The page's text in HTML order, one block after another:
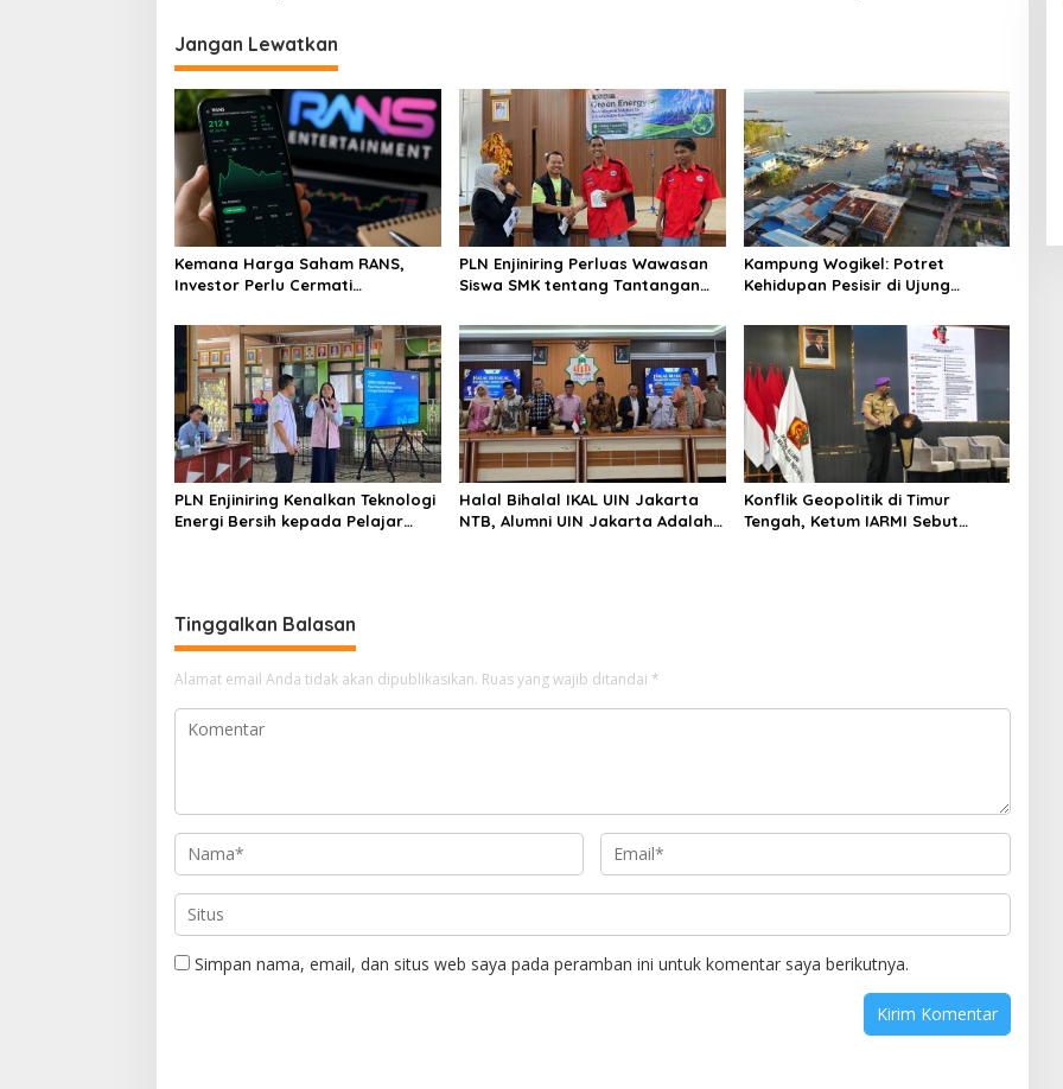
Jangan Lewatkan
Kemana Harga Saham RANS,
Investor Perlu Cermati
Spekulasi Berlebihan
PLN Enjiniring Perluas Wawasan
Siswa SMK tentang Tantangan
Kampung Wogikel: Potret
Kehidupan Pesisir di Ujung
Tengah Keterbatasan
PLN Enjiniring Kenalkan Teknologi
Energi Bersih kepada Pelajar
Halal Bihalal IKAL UIN Jakarta
NTB, Alumni UIN Jakarta Adalah
Konflik Geopolitik di Timur
Tengah, Ketum IARMI Sebut
Tinggalkan Balasan
Alamat email Anda tidak akan dipublikasikan. Ruas yang wajib ditandai *
Simpan nama, email, dan situs web saya pada peramban ini untuk komentar saya berikutnya.